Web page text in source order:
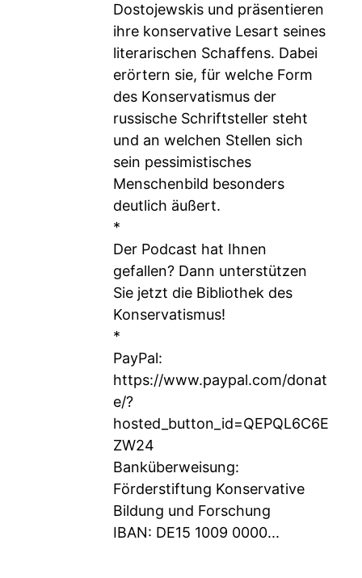
Dostojewskis und präsentieren
ihre konservative Lesart seines
literarischen Schaffens. Dabei
erörtern sie, für welche Form
des Konservatismus der
russische Schriftsteller steht
und an welchen Stellen sich
sein pessimistisches
Menschenbild besonders
deutlich äußert.
*
Der Podcast hat Ihnen
gefallen? Dann unterstützen
Sie jetzt die Bibliothek des
Konservatismus!
*
PayPal:
https://www.paypal.com/donat
e/?
hosted_button_id=QEPQL6C6E
ZW24
Banküberweisung:
Förderstiftung Konservative
Bildung und Forschung
IBAN: DE15 1009 0000...